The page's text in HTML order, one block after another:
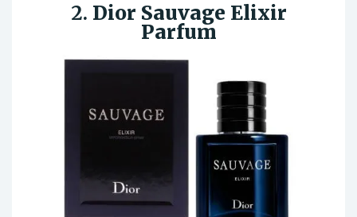
2. Dior Sauvage Elixir
Parfum